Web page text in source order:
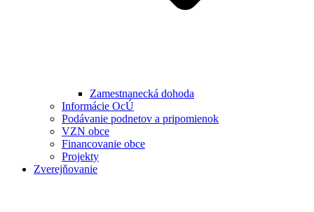
Zamestnanecká dohoda
Informácie OcÚ
Podávanie podnetov a pripomienok
VZN obce
Financovanie obce
Projekty
Zverejňovanie